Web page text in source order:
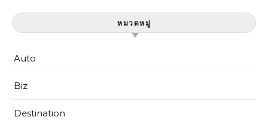
หมวดหมู่
Auto
Biz
Destination